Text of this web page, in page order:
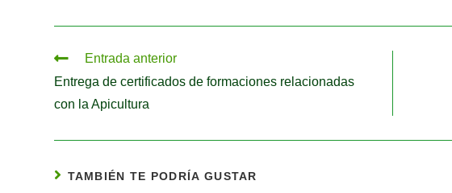
Entrada anterior
Entrega de certificados de formaciones relacionadas
con la Apicultura
TAMBIÉN TE PODRÍA GUSTAR